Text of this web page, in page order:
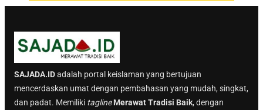
SAJADA.IDadalah portal keislaman yang bertujuan
mencerdaskan umat dengan pembahasan yang mudah, singkat,
dan padat. Memiliki tagline Merawat Tradisi Baik, dengan